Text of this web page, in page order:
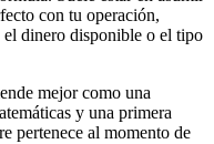
con tu operación,
el dinero disponible o el tipo
mejor como una
y una primera
pertenece al momento de